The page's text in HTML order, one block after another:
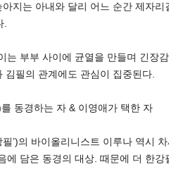
트 크
지는 아내와 달리 어느 순간 제자리
는 부부 사이에 균열을 만들며 긴장
필의 관계에도 관심이 집중된다.
동경하는 자 & 이영애가 택한 자
’)의 바이올리니스트 이루나 역시
에 담은 동경의 대상. 때문에 더 한강